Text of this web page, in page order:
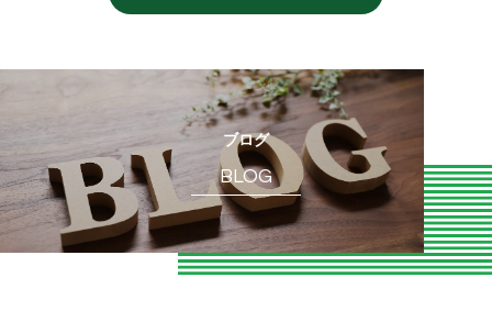
初めての方へ
こんなお悩みありませんか？
ブログ
お知らせ
ブログ
BLOG